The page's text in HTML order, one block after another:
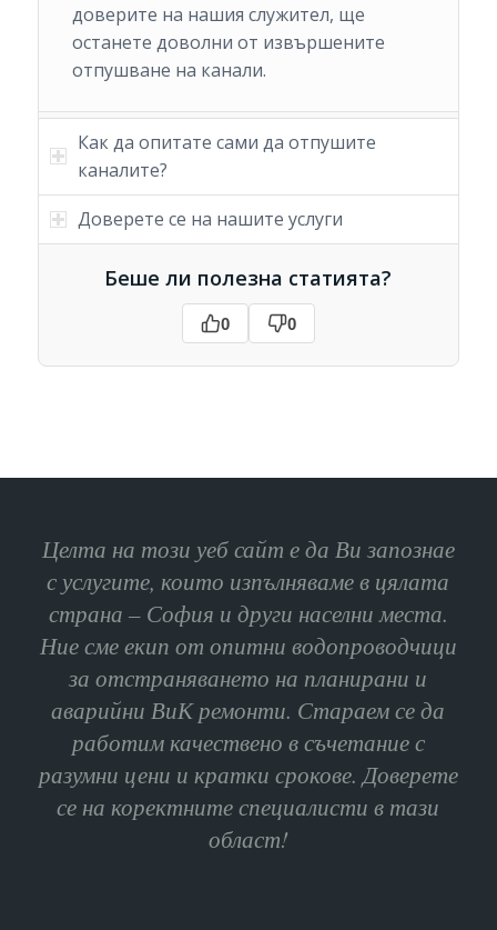
доверите на нашия служител, ще
останете доволни от извършените
отпушване на канали.
Как да опитате сами да отпушите
каналите?
Доверете се на нашите услуги
Беше ли полезна статията?
0 0
Целта на този уеб сайт е да Ви запознае
с услугите, които изпълняваме в цялата
страна – София и други населни места.
Ние сме екип от опитни водопроводчици
за отстраняването на планирани и
аварийни ВиК ремонти. Стараем се да
работим качествено в съчетание с
разумни цени и кратки срокове. Доверете
се на коректните специалисти в тази
област!